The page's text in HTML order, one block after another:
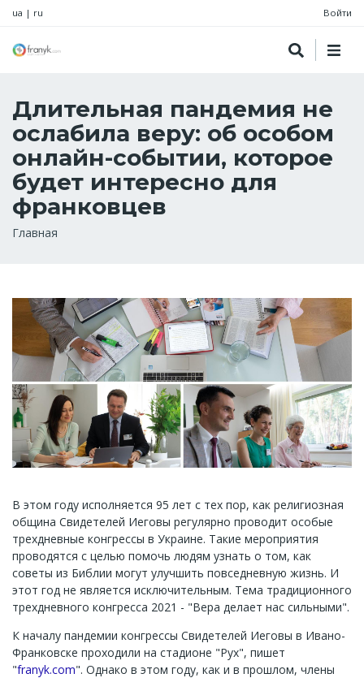
ua | ru Войти
Длительная пандемия не
ослабила веру: об особом
онлайн-событии, которое
будет интересно для
франковцев
Строка
Главная
В этом году исполняется 95 лет с тех пор, как религиозная
община Свидетелей Иеговы регулярно проводит особые
трехдневные конгрессы в Украине. Такие мероприятия
проводятся с целью помочь людям узнать о том, как
советы из Библии могут улучшить повседневную жизнь. И
этот год не является исключительным. Тема традиционного
трехдневного конгресса 2021 - "Вера делает нас сильными".
К началу пандемии конгрессы Свидетелей Иеговы в Ивано-
Франковске проходили на стадионе "Рух", пишет
"franyk.com". Однако в этом году, как и в прошлом, члены